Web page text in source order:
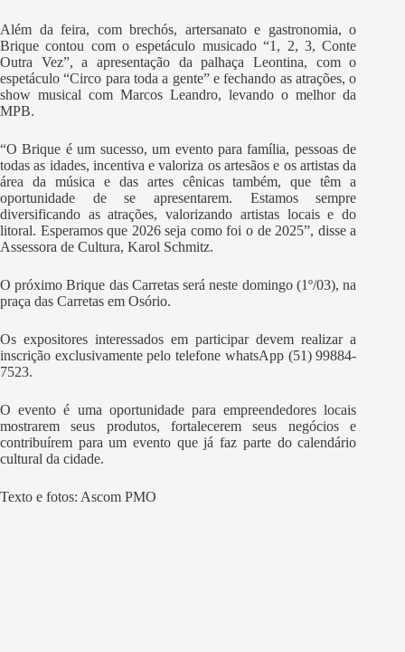
Além da feira, com brechós, artersanato e gastronomia, o
Brique contou com o espetáculo musicado “1, 2, 3, Conte
Outra Vez”, a apresentação da palhaça Leontina, com o
espetáculo “Circo para toda a gente” e fechando as atrações, o
show musical com Marcos Leandro, levando o melhor da
MPB.
“O Brique é um sucesso, um evento para família, pessoas de
todas as idades, incentiva e valoriza os artesãos e os artistas da
área da música e das artes cênicas também, que têm a
oportunidade de se apresentarem. Estamos sempre
diversificando as atrações, valorizando artistas locais e do
litoral. Esperamos que 2026 seja como foi o de 2025”, disse a
Assessora de Cultura, Karol Schmitz.
O próximo Brique das Carretas será neste domingo (1º/03), na
praça das Carretas em Osório.
Os expositores interessados em participar devem realizar a
inscrição exclusivamente pelo telefone whatsApp (51) 99884-
7523.
O evento é uma oportunidade para empreendedores locais
mostrarem seus produtos, fortalecerem seus negócios e
contribuírem para um evento que já faz parte do calendário
cultural da cidade.
Texto e fotos: Ascom PMO